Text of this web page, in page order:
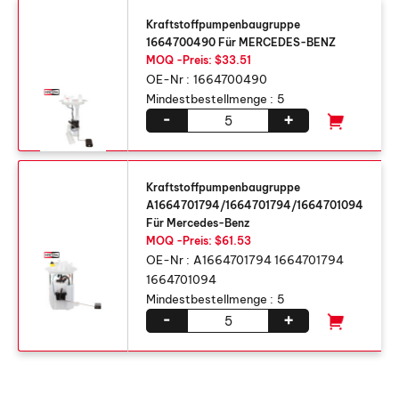
Kraftstoffpumpenbaugruppe
1664700490 Für MERCEDES-BENZ
MOQ -Preis: $33.51
OE-Nr : 1664700490
Mindestbestellmenge : 5
+
-
Kraftstoffpumpenbaugruppe
A1664701794/1664701794/1664701094
Für Mercedes-Benz
MOQ -Preis: $61.53
OE-Nr : A1664701794 1664701794
1664701094
Mindestbestellmenge : 5
+
-